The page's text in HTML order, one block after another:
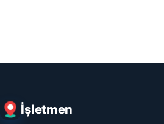
İşletmen